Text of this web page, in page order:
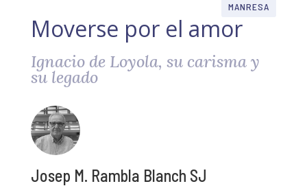
MANRESA
Moverse por el amor
Ignacio de Loyola, su carisma y
su legado
Josep M. Rambla Blanch SJ